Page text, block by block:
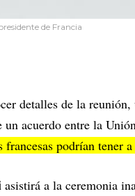
de Francia
detalles de la
acuerdo entre la
francesas podrían tener
asistirá a la ceremonia